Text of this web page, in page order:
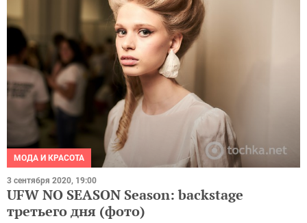
МОДА И КРАСОТА
3 сентября 2020, 19:00
UFW NO SEASON Season: backstage
третьего дня (фото)